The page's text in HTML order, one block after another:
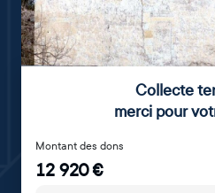
Collecte
merci pour
Montant des dons
12 920€